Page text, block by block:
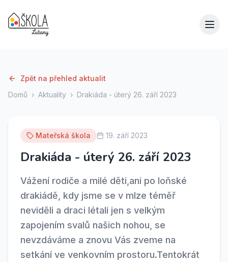
Zpět na přehled aktualit
Domů › Aktuality › Drakiáda - úterý 26. září 2023
Mateřská škola 19. září 2023
Drakiáda - úterý 26. září 2023
Vážení rodiče a milé děti,ani po loňské
drakiádě, kdy jsme se v mlze téměř
neviděli a draci létali jen s velkým
zapojením svalů našich nohou, se
nevzdáváme a znovu Vás zveme na
setkání ve venkovním prostoru.Tentokrát